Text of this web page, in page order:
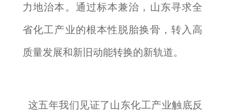
力地治本。通过标本兼治，山东寻求全
省化工产业的根本性脱胎换骨，转入高
质量发展和新旧动能转换的新轨道。
这五年我们见证了山东化工产业触底反